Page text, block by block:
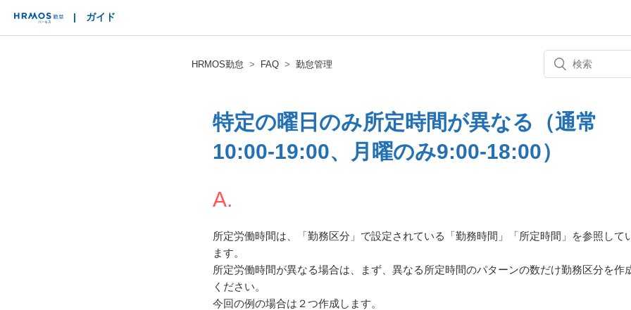
HRMOS
| ガイド
HRMOS勤怠 FAQ 勤怠管理
特定の曜日のみ所定時間が異なる（通常
10:00-19:00、月曜のみ9:00-18:00）
A.
所定労働時間は、「勤務区分」で設定されている「勤務時間」「所定時間」を参照して
ます。
所定労働時間が異なる場合は、まず、異なる所定時間のパターンの数だけ勤務区分を作
ください。
今回の例の場合は２つ作成します。